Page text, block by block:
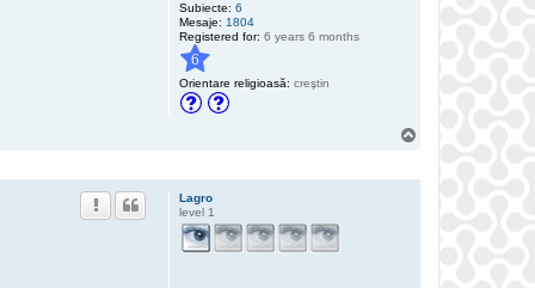
r
Subiecte: 6
Mesaje: 1804
Registered for: 6 years 6 months
6
Orientare religioasă: creştin
Lagro
level 1